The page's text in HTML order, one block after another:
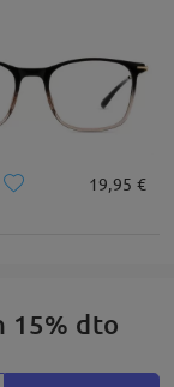
19,95 €
15% dto